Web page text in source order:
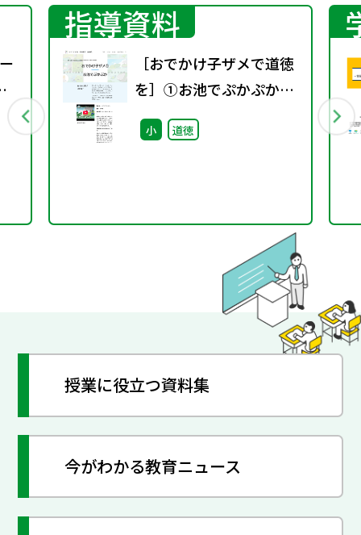
指導資料
［おでかけ子ザメで道徳
を］①お池でぷかぷか教
材+指導案
小 道徳
授業に役立つ資料集
今がわかる教育ニュース